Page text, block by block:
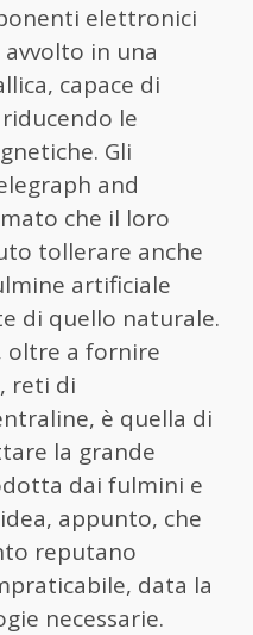
elettronici
in una
capace di
le
Gli
and
che il loro
tollerare anche
artificiale
di quello naturale.
oltre a fornire
reti di
è quella di
la grande
dai fulmini e
appunto, che
reputano
data la
necessarie.